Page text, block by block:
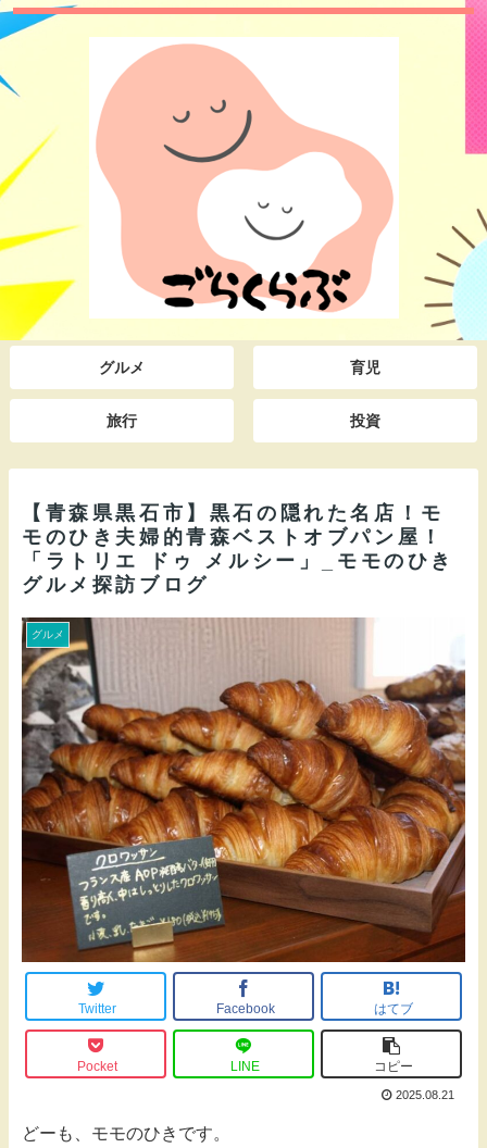
グルメ 育児
旅行 投資
【青森県黒石市】黒石の隠れた名店！モ
モのひき夫婦的青森ベストオブパン屋！
「ラトリエ ドゥ メルシー」_モモのひき
グルメ探訪ブログ
グルメ
Twitter Facebook はてブ
Pocket LINE コピー
2025.08.21
どーも、モモのひきです。